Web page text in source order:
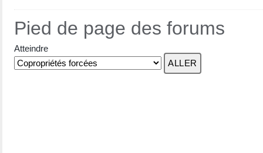
Pied de page des forums
Atteindre